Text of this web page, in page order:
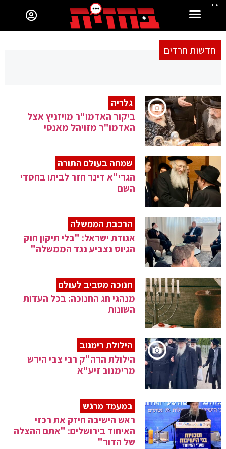
בס"ד
חדשות חרדים
גלריה
ביקור האדמו"ר מויזניץ אצל
האדמו"ר מזויהל מאנסי
שמחה בעולם התורה
הגרי"א דינר חזר לביתו בחסדי
השם
הרכבת הממשלה
אגודת ישראל: "בלי תיקון חוק
הגיוס נצביע נגד הממשלה"
חנוכה מסביב לעולם
מנהגי חג החנוכה: בכל העדות
השונות
הילולת רימנוב
הילולת הרה"ק רבי צבי הירש
מרימנוב זיע"א
במעמד מרגש
ראש הישיבה חיזק את רכזי
האיחוד בירושלים: "אתם ההצלה
של הדור"